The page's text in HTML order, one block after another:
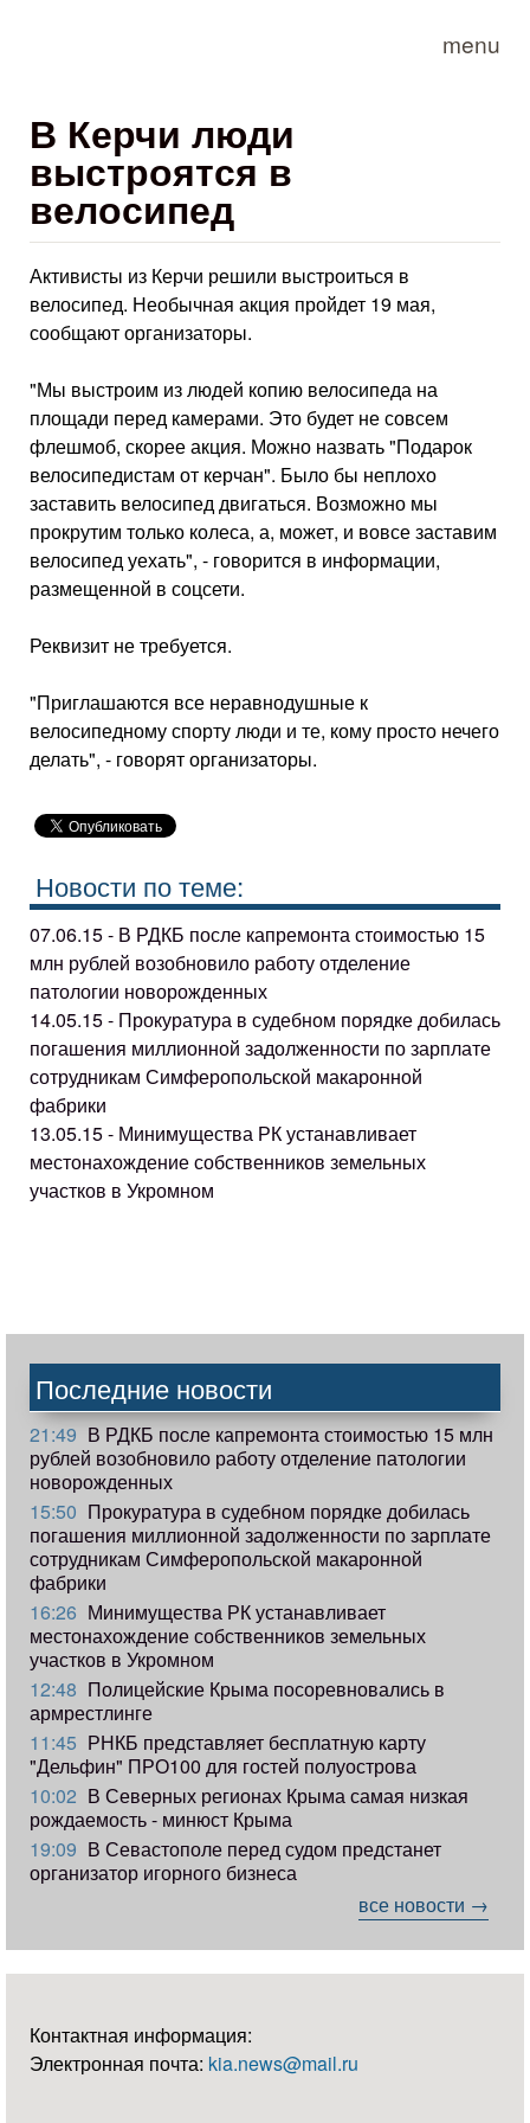
menu
В Керчи люди
выстроятся в
велосипед
Активисты из Керчи решили выстроиться в
велосипед. Необычная акция пройдет 19 мая,
сообщают организаторы.
"Мы выстроим из людей копию велосипеда на
площади перед камерами. Это будет не совсем
флешмоб, скорее акция. Можно назвать "Подарок
велосипедистам от керчан". Было бы неплохо
заставить велосипед двигаться. Возможно мы
прокрутим только колеса, а, может, и вовсе заставим
велосипед уехать", - говорится в информации,
размещенной в соцсети.
Реквизит не требуется.
"Приглашаются все неравнодушные к
велосипедному спорту люди и те, кому просто нечего
делать", - говорят организаторы.
Новости по теме:
07.06.15 - В РДКБ после капремонта стоимостью 15
млн рублей возобновило работу отделение
патологии новорожденных
14.05.15 - Прокуратура в судебном порядке добилась
погашения миллионной задолженности по зарплате
сотрудникам Симферопольской макаронной
фабрики
13.05.15 - Минимущества РК устанавливает
местонахождение собственников земельных
участков в Укромном
Последние новости
21:49 В РДКБ после капремонта стоимостью 15 млн
рублей возобновило работу отделение патологии
новорожденных
15:50 Прокуратура в судебном порядке добилась
погашения миллионной задолженности по зарплате
сотрудникам Симферопольской макаронной
фабрики
16:26 Минимущества РК устанавливает
местонахождение собственников земельных
участков в Укромном
12:48 Полицейские Крыма посоревновались в
армрестлинге
11:45 РНКБ представляет бесплатную карту
"Дельфин" ПРО100 для гостей полуострова
10:02 В Северных регионах Крыма самая низкая
рождаемость - минюст Крыма
19:09 В Севастополе перед судом предстанет
организатор игорного бизнеса
все новости →
Контактная информация:
Электронная почта: kia.news@mail.ru